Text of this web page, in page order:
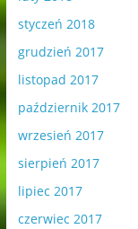
styczeń 2018
grudzień 2017
listopad 2017
październik 2017
wrzesień 2017
sierpień 2017
lipiec 2017
czerwiec 2017